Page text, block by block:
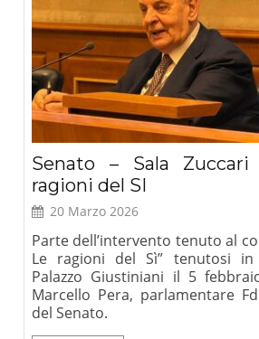
Senato – Sala
ragioni del SI
20 Marzo 2026
Parte dell’intervento tenuto al
Le ragioni del Sì” tenutosi in
Palazzo Giustiniani il 5
Marcello Pera, parlamentare
del Senato.